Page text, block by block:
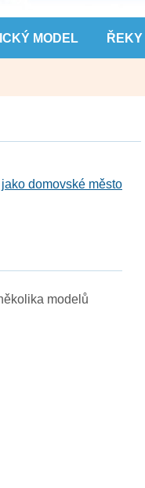
MODEL ŘEKY
domovské město
modelů